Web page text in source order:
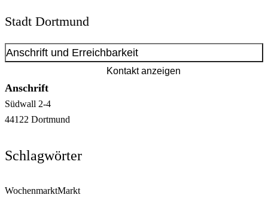
Stadt Dortmund
Anschrift und Erreichbarkeit
Kontakt anzeigen
Anschrift
Südwall 2-4
44122 Dortmund
Schlagwörter
WochenmarktMarkt